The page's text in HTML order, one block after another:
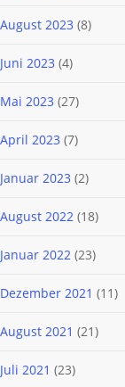
August 2023 (8)
Juni 2023 (4)
Mai 2023 (27)
April 2023 (7)
Januar 2023 (2)
August 2022 (18)
Januar 2022 (23)
Dezember 2021 (11)
August 2021 (21)
Juli 2021 (23)